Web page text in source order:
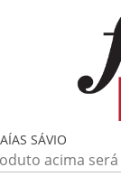
SÁVIO
acima